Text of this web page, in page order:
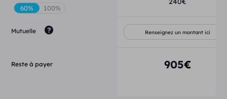
Mutuelle
Reste à payer 905€